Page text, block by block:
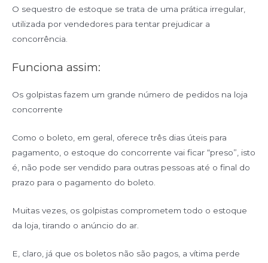
O sequestro de estoque se trata de uma prática irregular,
utilizada por vendedores para tentar prejudicar a
concorrência.
Funciona assim:
Os golpistas fazem um grande número de pedidos na loja
concorrente
Como o boleto, em geral, oferece três dias úteis para
pagamento, o estoque do concorrente vai ficar “preso”, isto
é, não pode ser vendido para outras pessoas até o final do
prazo para o pagamento do boleto.
Muitas vezes, os golpistas comprometem todo o estoque
da loja, tirando o anúncio do ar.
E, claro, já que os boletos não são pagos, a vítima perde